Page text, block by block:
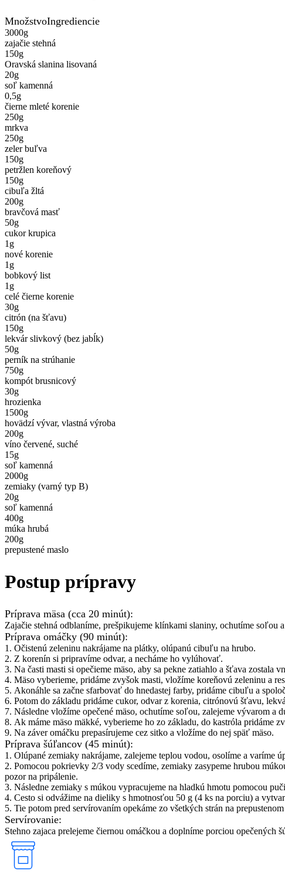
MnožstvoIngrediencie
3000g
zajačie stehná
150g
Oravská slanina lisovaná
20g
soľ kamenná
0,5g
čierne mleté korenie
250g
mrkva
250g
zeler buľva
150g
petržlen koreňový
150g
cibuľa žltá
200g
bravčová masť
50g
cukor krupica
1 g
nové korenie
1 g
bobkový list
1 g
celé čierne korenie
30g
citrón (na šťavu)
150g
lekvár slivkový (bez jabĺk)
50g
perník na strúhanie
750g
kompót brusnicový
30g
hrozienka
1500g
hovädzí vývar, vlastná výroba
200g
víno červené, suché
15g
soľ kamenná
2000g
zemiaky (varný typ B)
20g
soľ kamenná
400g
múka hrubá
200g
prepustené maslo
Postup prípravy
Príprava mäsa (cca 20 minút):
Zajačie stehná odblaníme, prešpikujeme klínkami slaniny, ochutíme soľou
Príprava omáčky (90 minút):
1. Očistenú zeleninu nakrájame na plátky, olúpanú cibuľu na hrubo.
2. Z korenín si pripravíme odvar, a necháme ho vylúhovať.
3. Na časti masti si opečieme mäso, aby sa pekne zatiahlo a šťava zostala
4. Mäso vyberieme, pridáme zvyšok masti, vložíme koreňovú zeleninu a
5. Akonáhle sa začne sfarbovať do hnedastej farby, pridáme cibuľu a
6. Potom do základu pridáme cukor, odvar z korenia, citrónovú šťavu,
7. Následne vložíme opečené mäso, ochutíme soľou, zalejeme vývarom a
8. Ak máme mäso mäkké, vyberieme ho zo základu, do kastróla pridáme
9. Na záver omáčku prepasírujeme cez sitko a vložíme do nej späť mäso.
Príprava šúľancov (45 minút):
1. Olúpané zemiaky nakrájame, zalejeme teplou vodou, osolíme a
2. Pomocou pokrievky 2/3 vody scedíme, zemiaky zasypeme hrubou
pozor na pripálenie.
3. Následne zemiaky s múkou vypracujeme na hladkú hmotu pomocou
4. Cesto si odvážime na dieliky s hmotnosťou 50 g (4 ks na porciu) a
5. Tie potom pred servírovaním opekáme zo všetkých strán na
Servírovanie:
Stehno zajaca prelejeme čiernou omáčkou a doplníme porciou opečených